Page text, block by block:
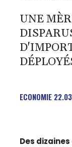
UNE
ECONOMIE
Des